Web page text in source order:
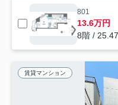
801
13.6万円
8階 /
賃貸マンション